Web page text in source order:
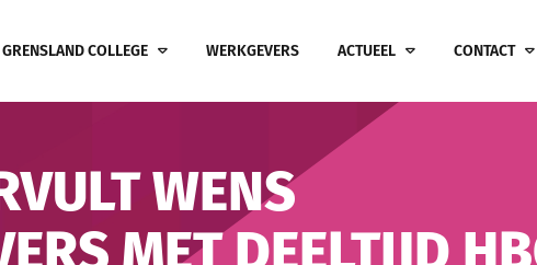
COLLEGE WERKGEVERS ACTUEEL CONTACT
WENS
MET DEELTIJD